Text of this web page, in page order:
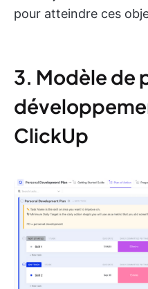
pour atteindre ces
3. Modèle de
ClickUp